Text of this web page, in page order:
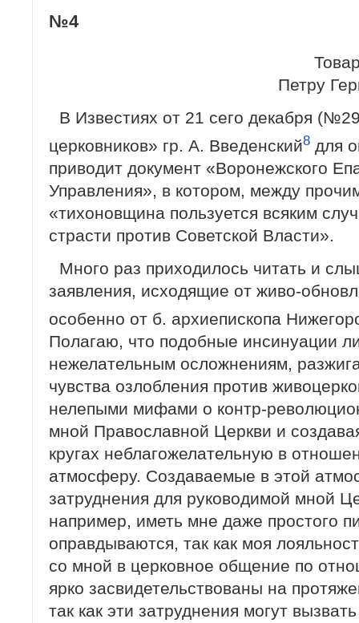
№4
Петру
В Известиях от 21 сего декабря
церковников» гр. А. Введенский8 для
приводит документ «Воронежского
Управления», в котором, между
«тихоновщина пользуется всяким
страсти против Советской Власти».
Много раз приходилось читать и
заявления, исходящие от живо-
особенно от б. архиепископа
Полагаю, что подобные инсинуации
нежелательным осложнениям,
чувства озлобления против
нелепыми мифами о контр-
мной Православной Церкви и
кругах неблагожелательную в
атмосферу. Создаваемые в этой
затруднения для руководимой мной
например, иметь мне даже простого
оправдываются, так как моя
со мной в церковное общение по
ярко засвидетельствованы на
так как эти затруднения могут